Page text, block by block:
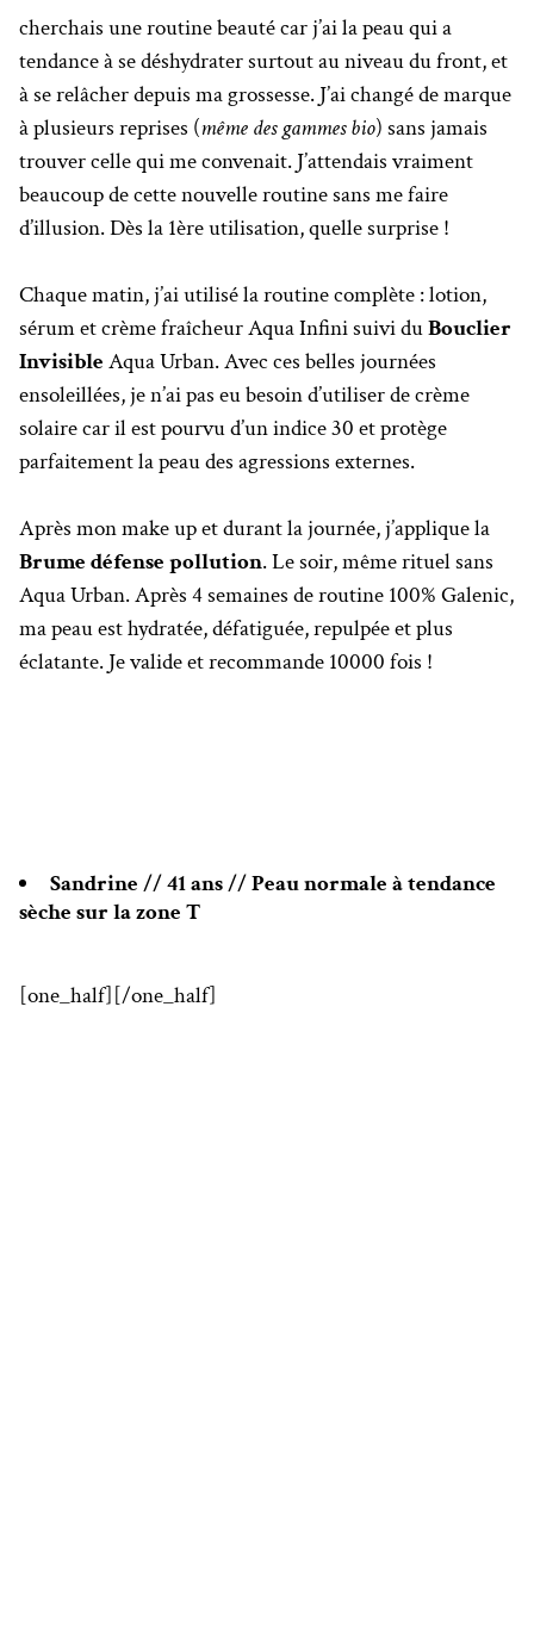
cherchais une routine beauté car j’ai la peau qui a
tendance à se déshydrater surtout au niveau du front, et
à se relâcher depuis ma grossesse. J’ai changé de marque
à plusieurs reprises (même des gammes bio) sans jamais
trouver celle qui me convenait. J’attendais vraiment
beaucoup de cette nouvelle routine sans me faire
d’illusion. Dès la 1ère utilisation, quelle surprise !
Chaque matin, j’ai utilisé la routine complète : lotion,
sérum et crème fraîcheur Aqua Infini suivi duBouclier
Invisible Aqua Urban. Avec ces belles journées
ensoleillées, je n’ai pas eu besoin d’utiliser de crème
solaire car il est pourvu d’un indice 30 et protège
parfaitement la peau des agressions externes.
Après mon make up et durant la journée, j’applique la
Brume défense pollution. Le soir, même rituel sans
Aqua Urban. Après 4 semaines de routine 100% Galenic,
ma peau est hydratée, défatiguée, repulpée et plus
éclatante. Je valide et recommande 10000 fois !
Sandrine // 41 ans // Peau normale à tendance
sèche sur la zone T
[one_half][/one_half]